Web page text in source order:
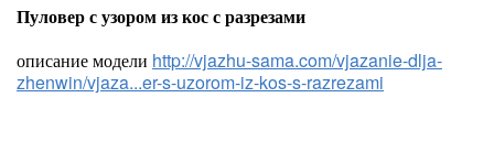
Пуловер с узором из кос с разрезами
описание модели http://vjazhu-sama.com/vjazanie-dlja-
zhenwin/vjaza...er-s-uzorom-iz-kos-s-razrezami